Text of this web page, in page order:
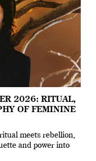
2026: RITUAL,
OF FEMININE
meets rebellion,
and power into